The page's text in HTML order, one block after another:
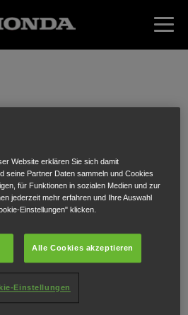
GMBH
Georgen bei Salzburg,5113
Website erklären Sie sich damit
seine Partner Daten sammeln und Cookies
für Funktionen in sozialen Medien und zur
jederzeit mehr erfahren und Ihre Auswahl
Einstellungen" klicken.
Alle Cookies akzeptieren
Einstellungen